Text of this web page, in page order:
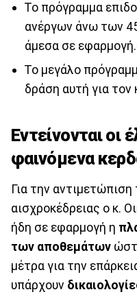
Το πρόγραμμα
ανέργων άνω των
άμεσα σε
Το μεγάλο
δράση αυτή για τον
Εντείνονται οι
φαινόμενα
Για την
αισχροκέδρειας ο κ.
ήδη σε εφαρμογή η
των αποθεμάτων
μέτρα για την
υπάρχουν